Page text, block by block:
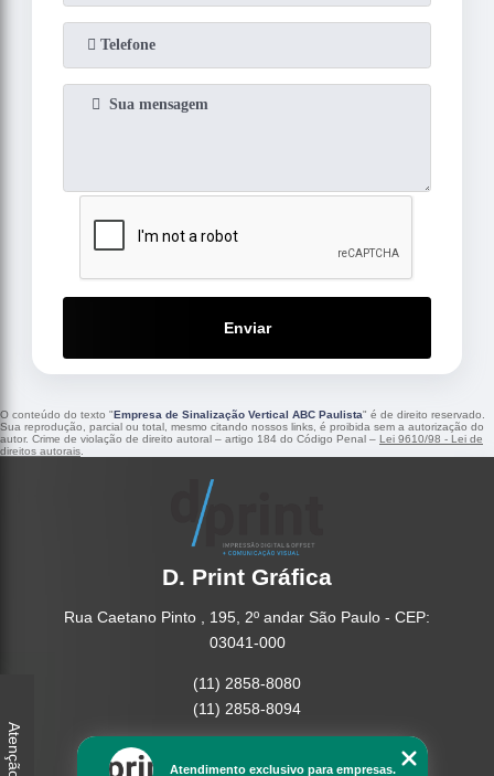
Enviar
O conteúdo do texto "Empresa de Sinalização Vertical ABC Paulista" é de direito reservado.
Sua reprodução, parcial ou total, mesmo citando nossos links, é proibida sem a autorização do
autor. Crime de violação de direito autoral – artigo 184 do Código Penal – Lei 9610/98 - Lei de
direitos autorais.
D. Print Gráfica
Rua Caetano Pinto , 195, 2º andar São Paulo - CEP:
03041-000
(11) 2858-8080
(11) 2858-8094
Atendimento exclusivo para empresas.
Atenção